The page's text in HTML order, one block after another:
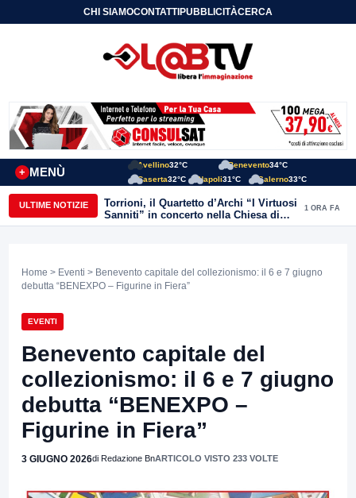
CHI SIAMOCONTATTIPUBBLICITÀCERCA
MENÙ
+
Avellino32°C Benevento34°C
Caserta32°C Napoli31°C Salerno33°C
ULTIME NOTIZIE
Torrioni, il Quartetto d’Archi “I Virtuosi
Sanniti” in concerto nella Chiesa di
San Michele Arcangelo
1 ORA FA
Home > Eventi > Benevento capitale del collezionismo: il 6 e 7 giugno
debutta “BENEXPO – Figurine in Fiera”
EVENTI
Benevento capitale del
collezionismo: il 6 e 7 giugno
debutta “BENEXPO –
Figurine in Fiera”
3 GIUGNO 2026di Redazione BnARTICOLO VISTO 233 VOLTE